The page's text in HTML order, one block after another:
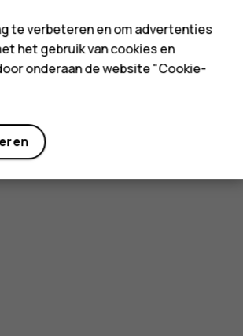
te verbeteren en om advertenties
het gebruik van cookies en
onderaan de website "Cookie-